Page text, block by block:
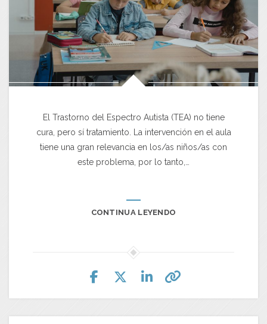
El Trastorno del Espectro Autista (TEA) no tiene
cura, pero sí tratamiento. La intervención en el aula
tiene una gran relevancia en los/as niños/as con
este problema, por lo tanto,…
CONTINUA LEYENDO